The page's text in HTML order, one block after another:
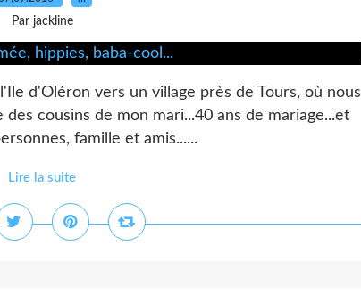
Par jackline
d'Oléron vers un village près de Tours, où nous
cousins de mon mari...40 ans de mariage...et
famille et amis......
Lire la suite